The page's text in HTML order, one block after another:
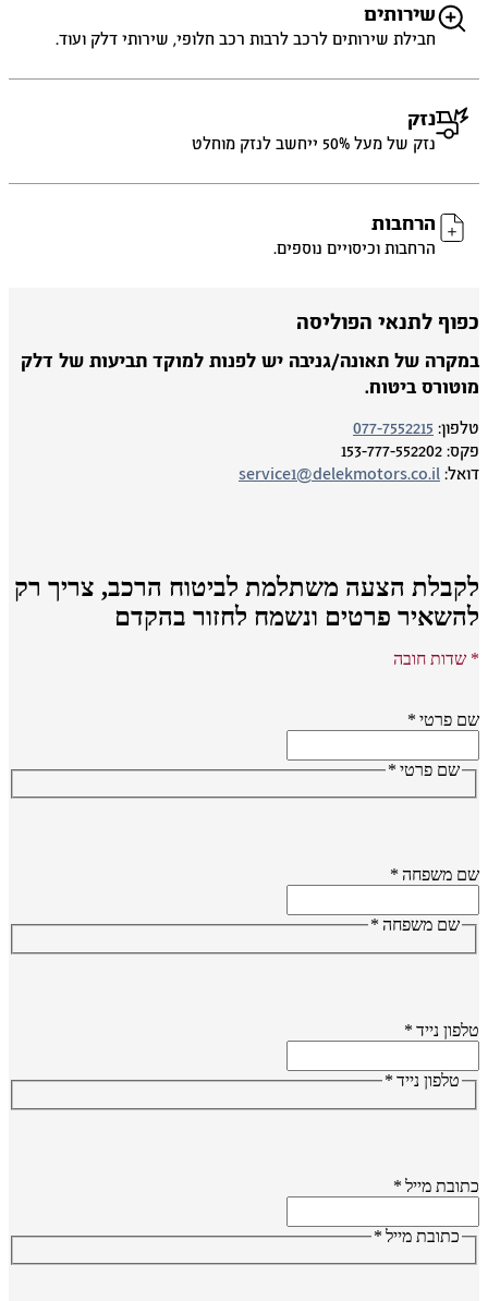
שירותים
חבילת שירותים לרכב לרבות רכב חלופי, שירותי דלק ועוד.
נזק
נזק של מעל 50% ייחשב לנזק מוחלט
הרחבות
הרחבות וכיסויים נוספים.
לתנאי הפוליסה
של תאונה/גניבה יש לפנות למוקד תביעות של דלק
ביטוח.
077-7552215
153-777-552202
service1@delekmotors.co.il
הצעה משתלמת לביטוח הרכב,צריך רק
פרטים ונשמח לחזור בהקדם
חובה
פרטי*
שם פרטי*
משפחה*
שם משפחה*
נייד*
טלפון נייד*
מייל*
כתובת מייל*